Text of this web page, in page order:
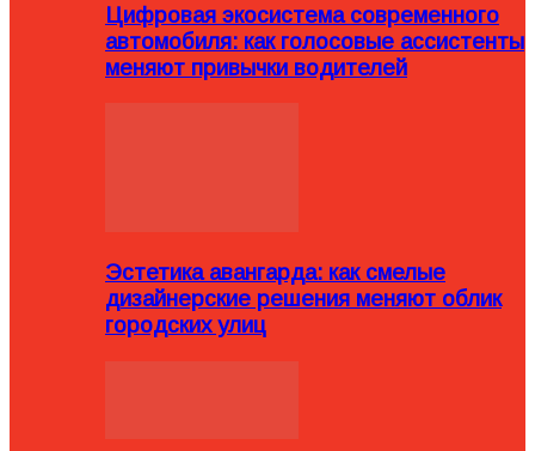
Цифровая экосистема современного
автомобиля: как голосовые ассистенты
меняют привычки водителей
Эстетика авангарда: как смелые
дизайнерские решения меняют облик
городских улиц